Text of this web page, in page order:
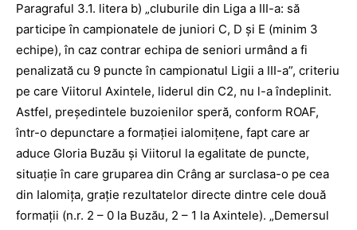
Paragraful 3.1. litera b) „cluburile din Liga a III-a: să
participe în campionatele de juniori C, D şi E (minim 3
echipe), în caz contrar echipa de seniori urmând a fi
penalizată cu 9 puncte în campionatul Ligii a III-a”, criteriu
pe care Viitorul Axintele, liderul din C2, nu l-a îndeplinit.
Astfel, preşedintele buzoienilor speră, conform ROAF,
într-o depunctare a formaţiei ialomiţene, fapt care ar
aduce Gloria Buzău şi Viitorul la egalitate de puncte,
situaţie în care gruparea din Crâng ar surclasa-o pe cea
din Ialomiţa, graţie rezultatelor directe dintre cele două
formaţii (n.r. 2 – 0 la Buzău, 2 – 1 la Axintele). „Demersul